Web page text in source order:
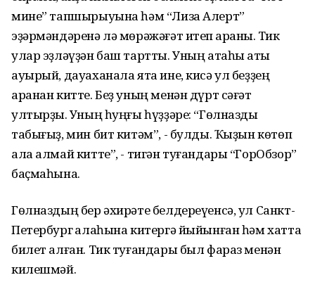
мине” тапшырыуына һәм “Лиза Алерт”
эҙәрмәндәренә лә мөрәжәғәт итеп ҡараныҡ. Тик
улар эҙләүҙән баш тартты. Уның атаһы ҡаты
ауырый, дауаханала ята ине, кисә ул беҙҙең
аранан китте. Беҙ уның менән дүрт сәғәт
ултырҙыҡ. Уның һуңғы һүҙҙәре: “Гөлназды
табығыҙ, мин бит китәм”, - булды. Ҡыҙын көтөп
ала алмай китте”, - тигән туғандары “ГорОбзор”
баҫмаһына.
Гөлназдың бер әхирәте белдереүенсә, ул Санкт-
Петербург ҡалаһына китергә йыйынған һәм хатта
билет алған. Тик туғандары был фараз менән
килешмәй.